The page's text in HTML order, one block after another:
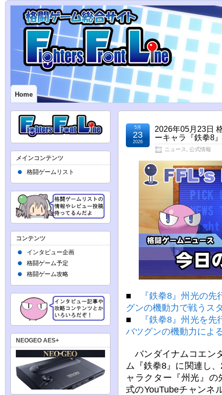
Home
2026年05月23日
ーキャラ『鉄拳8
ニュース 公式情報
5月
23
2026
■
『鉄拳8』州光の
グンの機動力で戦うス
■
『鉄拳8』州光を
バツグンの機動力によ
バンダイナムコエン
ム『鉄拳8』に関連し
ャラクター『州光』
式のYouTubeチャンネ
メインコンテンツ
格闘ゲームリスト
コンテンツ
インタビュー企画
格闘ゲーム予定
格闘ゲーム攻略
NEOGEO AES+